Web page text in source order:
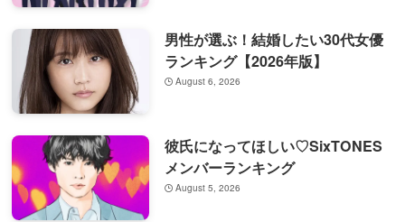
男性が選ぶ！結婚したい30代女優
ランキング【2026年版】
August 6, 2026
彼氏になってほしい♡SixTONES
メンバーランキング
August 5, 2026